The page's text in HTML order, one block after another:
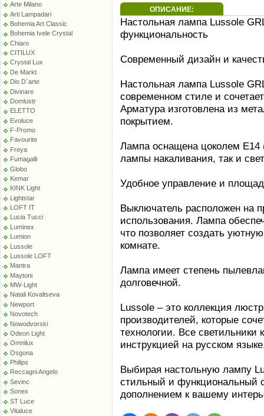
Arte Milano
Arti Lampadari
Bohemia Art Classic
Bohemia Ivele Crystal
Chiaro
CITILUX
Crystal Lux
De Markt
Dio D`arte
Divinare
Domlustr
ELETTO
Evoluce
F-Promo
Favourite
Freya
Fumagalli
Globo
Kemar
KINK Light
Lightstar
LOFT IT
Lucia Tucci
Luminex
Lumion
Lussole
Lussole LOFT
Mantra
Maytoni
MW-Light
Natali Kovaltseva
Newport
Novotech
Nowodvorski
Odeon Light
Omnilux
Osgona
Philips
Reccagni Angelo
Sevinc
Sonex
ST Luce
Vitaluce
ОПИСАНИЕ:
Настольная лампа Lussole
функциональность
Современный дизайн и
Настольная лампа Lussole
современном стиле и
Арматура изготовлена из
покрытием.
Лампа оснащена цоколем E14
лампы накаливания, так и
Удобное управление и
Выключатель расположен на
использования. Лампа
что позволяет создать
комнате.
Лампа имеет степень
долговечной.
Lussole – это коллекция
производителей, которые
технологии. Все
инструкцией на русском
Выбирая настольную лампу
стильный и функциональный
дополнением к вашему